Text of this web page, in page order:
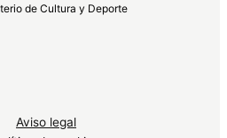
de Cultura y Deporte
Aviso legal